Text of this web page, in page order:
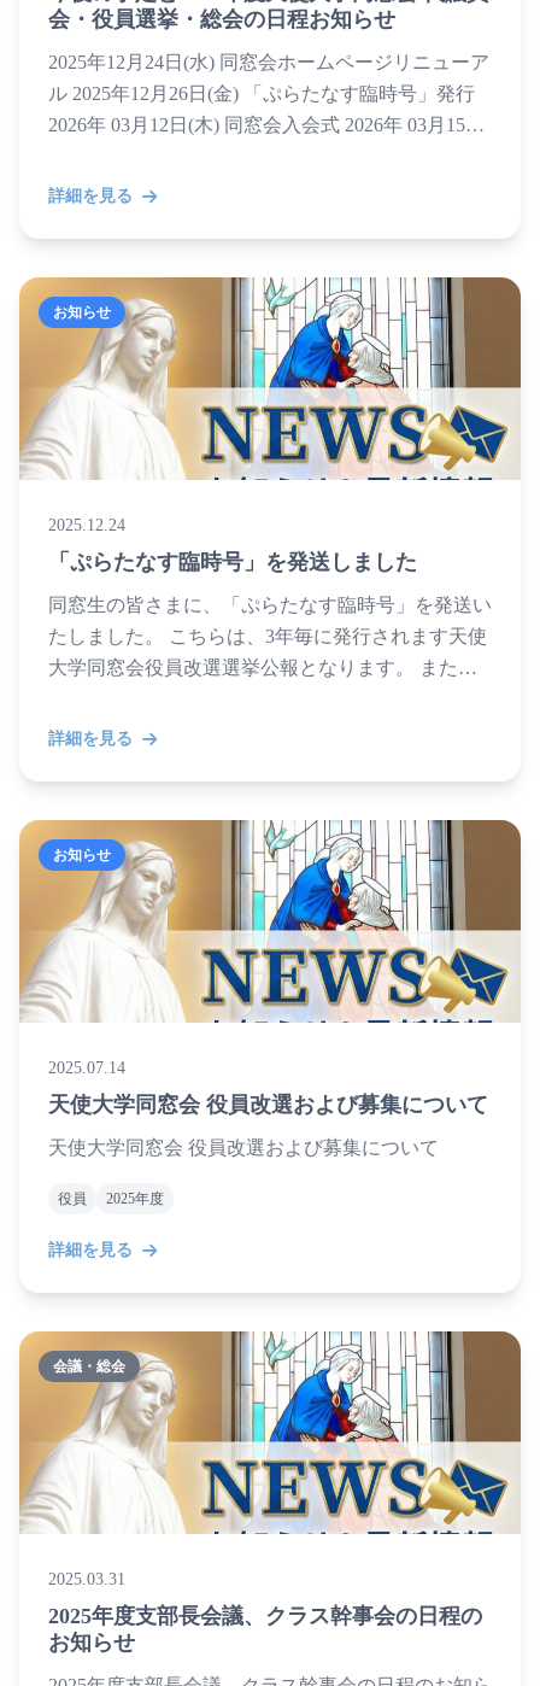
会・役員選挙・総会の日程お知らせ
2025年12月24日(水) 同窓会ホームページリニューア
ル 2025年12月26日(金) 「ぷらたなす臨時号」発行
2026年 03月12日(木) 同窓会入会式 2026年 03月15日
詳細を見る
お知らせ
2025.12.24
「ぷらたなす臨時号」を発送しました
同窓生の皆さまに、「ぷらたなす臨時号」を発送い
たしました。 こちらは、3年毎に発行されます天使
大学同窓会役員改選選挙公報となります。 また、
ースの「同...
詳細を見る
お知らせ
2025.07.14
天使大学同窓会 役員改選および募集について
天使大学同窓会 役員改選および募集について
役員 2025年度
詳細を見る
会議・総会
2025.03.31
2025年度支部長会議、クラス幹事会の日程の
お知らせ